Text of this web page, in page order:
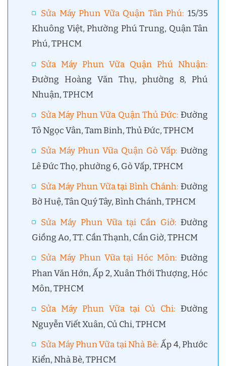
Sửa Máy Phun Vữa Quận Tân Phú: 15/35
Khuông Việt, Phường Phú Trung, Quận Tân
Phú, TPHCM
Sửa Máy Phun Vữa Quận Phú Nhuận:
Đường Hoàng Văn Thụ, phường 8, Phú
Nhuận, TPHCM
Sửa Máy Phun Vữa Quận Thủ Đức: Đường
Tô Ngọc Vân, Tam Binh, Thủ Đức, TPHCM
Sửa Máy Phun Vữa Quận Gò Vấp: Đường
Lê Đức Thọ, phường 6, Gò Vấp, TPHCM
Sửa Máy Phun Vữa tại Bình Chánh: Đường
Bờ Huệ, Tân Quý Tây, Bình Chánh, TPHCM
Sửa Máy Phun Vữa tại Cần Giờ: Đường
Giồng Ao, TT. Cần Thạnh, Cần Giờ, TPHCM
Sửa Máy Phun Vữa tại Hóc Môn: Đường
Phan Văn Hớn, Ấp 2, Xuân Thới Thượng, Hóc
Môn, TPHCM
Sửa Máy Phun Vữa tại Củ Chi: Đường
Nguyễn Viết Xuân, Củ Chi, TPHCM
Sửa Máy Phun Vữa tại Nhà Bè:Ấp 4, Phước
Kiển, Nhà Bè, TPHCM